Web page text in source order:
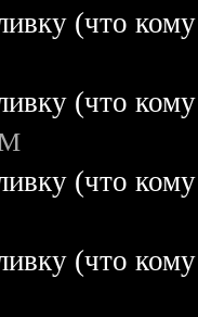
(что
(что
(что
(что